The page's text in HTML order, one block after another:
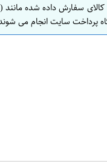
سفارش داده شده
پرداخت سایت انجام می شوند